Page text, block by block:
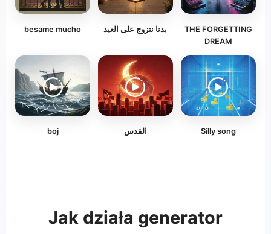
besame mucho بدنا نتزوج على العيد
THE FORGETTING
DREAM
boj القدس Silly song
Jak działa generator